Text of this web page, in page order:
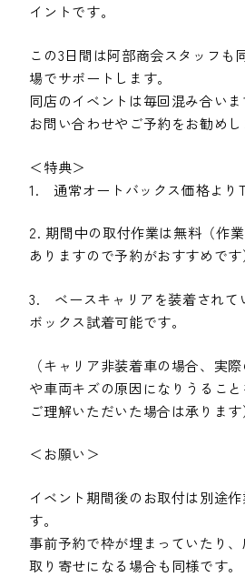
イントです。
この3日間は阿部商会スタッフも
場でサポートします。
同店のイベントは毎回混み合い
お問い合わせやご予約をお勧めし
＜特典＞
1. 通常オートバックス価格より
2. 期間中の取付作業は無料（作
ありますので予約がおすすめです
3. ベースキャリアを装着されて
ボックス試着可能です。
（キャリア非装着車の場合、実
や車両キズの原因になりうること
ご理解いただいた場合は承ります
＜お願い＞
イベント期間後のお取付は別途
す。
事前予約で枠が埋まっていたり
取り寄せになる場合も同様です。